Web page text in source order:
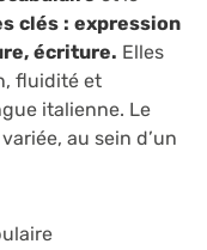
clés : expression
écriture. Elles
fluidité et
italienne. Le
au sein d’un